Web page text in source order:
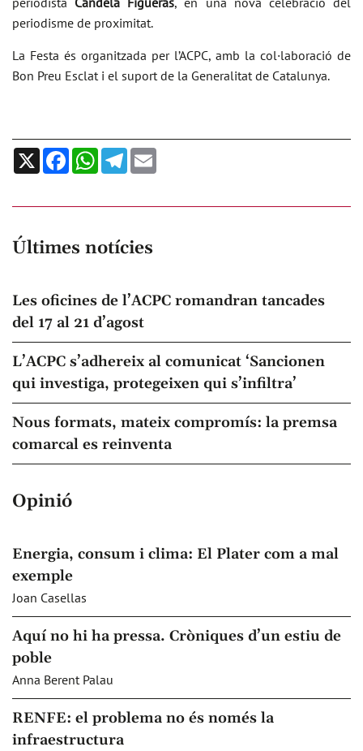
periodisme de proximitat.
La Festa és organitzada per l’ACPC, amb la col·laboració de
Bon Preu Esclat i el suport de la Generalitat de Catalunya.
X FacebookWhatsApp
Telegram
Últimes notícies
Les oficines de l’ACPC romandran tancades
del 17 al 21 d’agost
L’ACPC s’adhereix al comunicat ‘Sancionen
qui investiga, protegeixen qui s’infiltra’
Nous formats, mateix compromís: la premsa
comarcal es reinventa
Opinió
Energia, consum i clima: El Plater com a mal
exemple
Joan Casellas
Aquí no hi ha pressa. Cròniques d’un estiu de
poble
Anna Berent Palau
RENFE: el problema no és només la
infraestructura